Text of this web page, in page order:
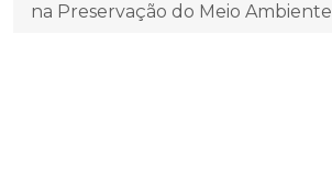
na Preservação do Meio Ambiente